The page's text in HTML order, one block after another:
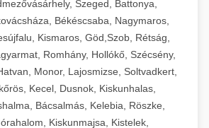
Szeged, Battonya,
Békéscsaba, Nagymaros,
Kismaros, Göd,Szob, Rétság,
Romhány, Hollókő, Szécsény,
Monor, Lajosmizse, Soltvadkert,
Kecel, Dusnok, Kiskunhalas,
Bácsalmás, Kelebia, Röszke,
Kiskunmajsa, Kistelek,